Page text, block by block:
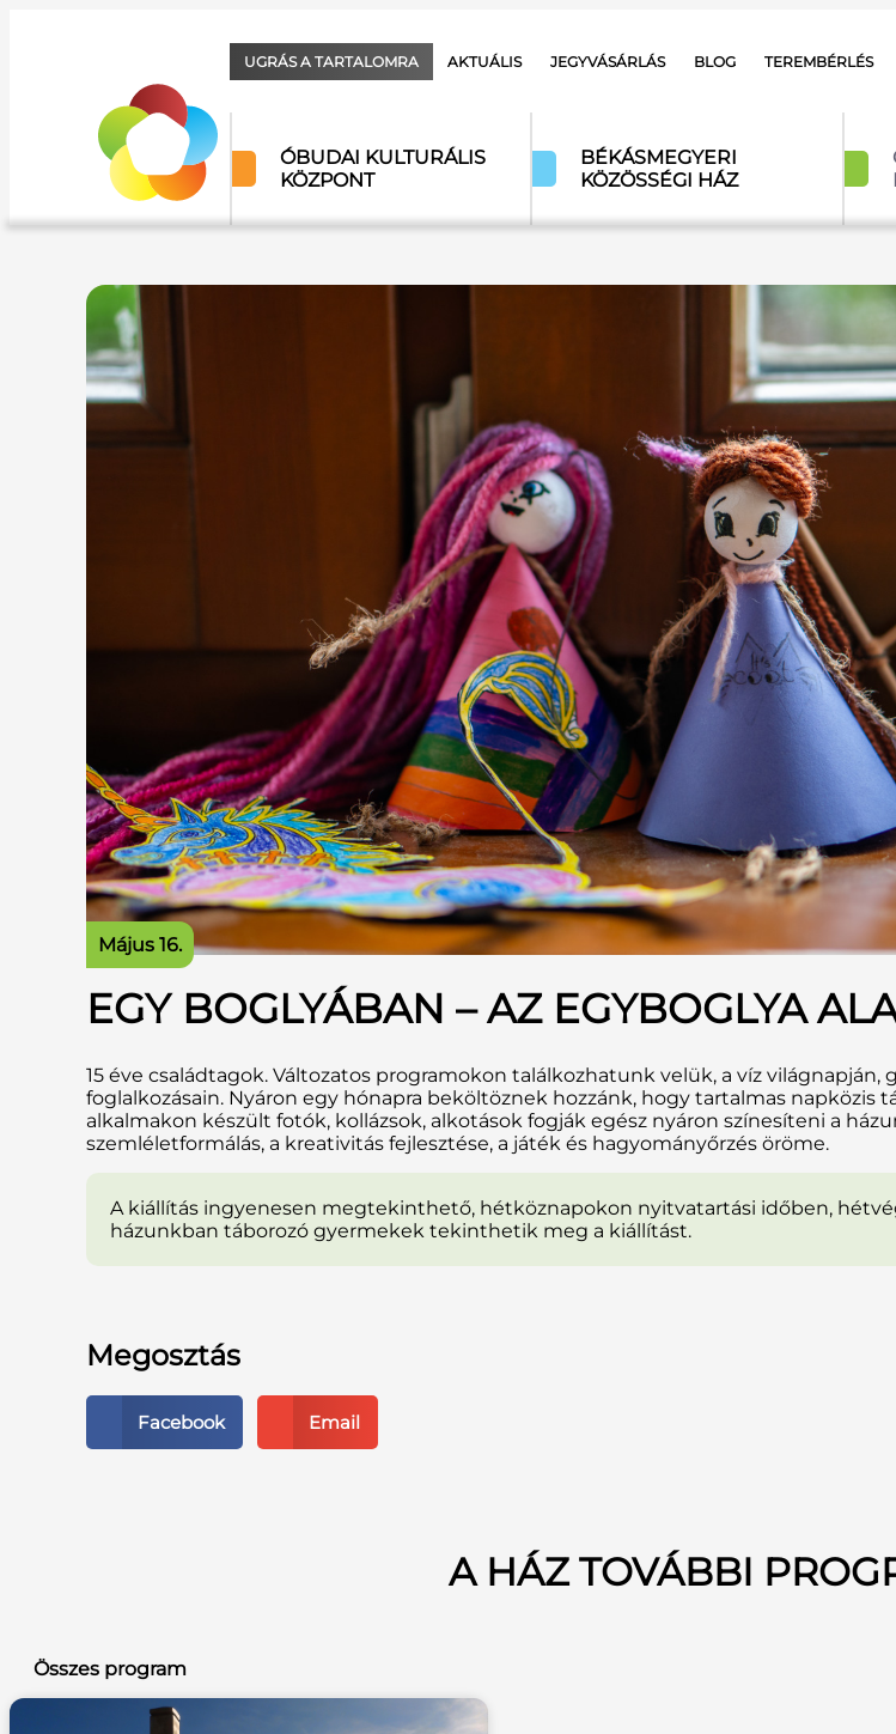
UGRÁS A TARTALOMRA AKTUÁLIS JEGYVÁSÁRLÁS BLOG TEREMBÉRLÉS
ÓBUDAI KULTURÁLIS
KÖZPONT
BÉKÁSMEGYERI
KÖZÖSSÉGI HÁZ
Május 16.
EGY BOGLYÁBAN – AZ EGYBOGLYA
15 éve családtagok. Változatos programokon találkozhatunk velük, a víz
foglalkozásain. Nyáron egy hónapra beköltöznek hozzánk, hogy tartalmas napközis
alkalmakon készült fotók, kollázsok, alkotások fogják egész nyáron színesíteni a
szemléletformálás, a kreativitás fejlesztése, a játék és hagyományőrzés öröme.
A kiállítás ingyenesen megtekinthető, hétköznapokon nyitvatartási időben,
házunkban táborozó gyermekek tekinthetik meg a kiállítást.
Megosztás
Facebook Email
A HÁZ TOVÁBBI
Összes program